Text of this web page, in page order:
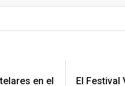
en el
El